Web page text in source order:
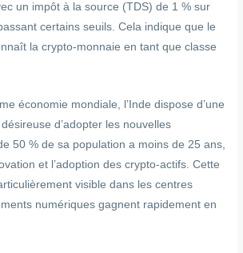
un impôt à la source (TDS) de 1 % sur
certains seuils. Cela indique que le
la crypto-monnaie en tant que classe
économie mondiale, l’Inde dispose d’une
d’adopter les nouvelles
50 % de sa population a moins de 25 ans,
et l’adoption des crypto-actifs. Cette
visible dans les centres
numériques gagnent rapidement en